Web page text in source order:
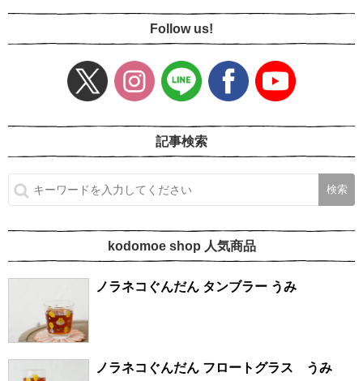
Follow us!
記事検索
kodomoe shop 人気商品
ノラネコぐんだん タンブラー うみ
ノラネコぐんだん フロートグラス うみ